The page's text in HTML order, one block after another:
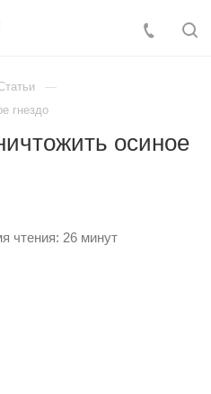
гнездо
осиное
чтения: 26 минут